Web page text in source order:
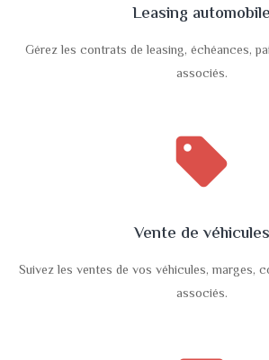
Leasing automobile
Gérez les contrats de leasing, échéances,
associés.
sell
Vente de véhicules
Suivez les ventes de vos véhicules, marges,
associés.